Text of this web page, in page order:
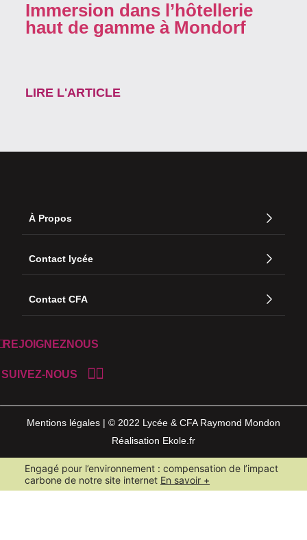
Immersion dans l’hôtellerie
haut de gamme à Mondorf
LIRE L'ARTICLE
À Propos
Contact lycée
Contact CFA
REJOIGNEZNOUS
SUIVEZ-NOUS
Mentions légales | © 2022 Lycée & CFA Raymond Mondon
Réalisation Ekole.fr
Engagé pour l’environnement : compensation de l’impact
carbone de notre site internet En savoir +